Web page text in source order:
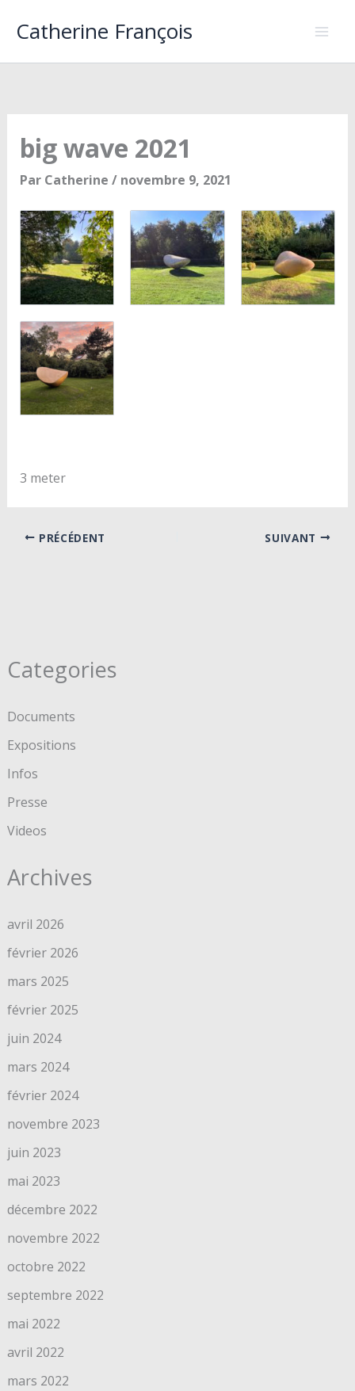
Catherine François
Categories
Documents
Expositions
Infos
Presse
Videos
Archives
avril 2026
février 2026
mars 2025
février 2025
juin 2024
mars 2024
février 2024
novembre 2023
juin 2023
mai 2023
décembre 2022
novembre 2022
octobre 2022
septembre 2022
mai 2022
avril 2022
mars 2022
big wave 2021
Par Catherine / novembre 9, 2021
3 meter
PRÉCÉDENT SUIVANT